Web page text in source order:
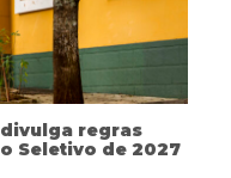
regras
Seletivo de 2027